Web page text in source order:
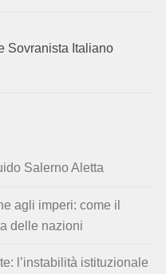
Sovranista Italiano
Salerno Aletta
agli imperi: come il
delle nazioni
l’instabilità istituzionale